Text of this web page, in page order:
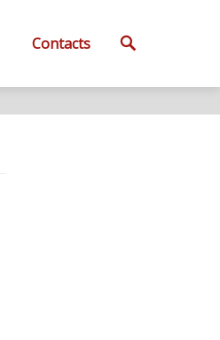
Contacts